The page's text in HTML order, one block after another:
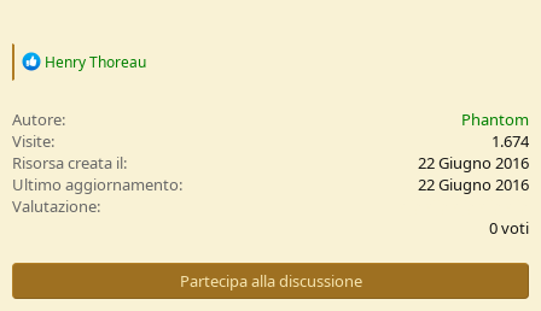
R
c
t
i
o
n
s
Henry Thoreau
Autore
Phantom
Visite
1.674
Risorsa creata il
22 Giugno 2016
Ultimo aggiornamento
22 Giugno 2016
Valutazione
,
0
0
t
0 voti
Partecipa alla discussione